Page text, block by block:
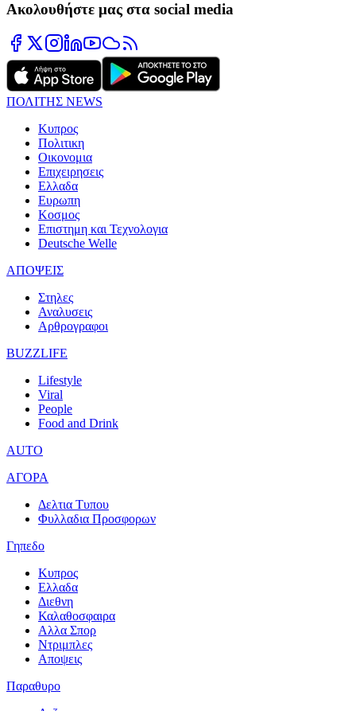
Ακολουθήστε μας στα social media
ΠΟΛΙΤΗΣ NEWS
Κυπρος
Πολιτικη
Οικονομια
Επιχειρησεις
Ελλαδα
Ευρωπη
Κοσμος
Επιστημη και Τεχνολογια
Deutsche Welle
ΑΠΟΨΕΙΣ
Στηλες
Αναλυσεις
Αρθρογραφοι
BUZZLIFE
Lifestyle
Viral
People
Food and Drink
AUTO
ΑΓΟΡΑ
Δελτια Τυπου
Φυλλαδια Προσφορων
Γηπεδο
Κυπρος
Ελλαδα
Διεθνη
Καλαθοσφαιρα
Αλλα Σπορ
Ντριμπλες
Αποψεις
Παραθυρο